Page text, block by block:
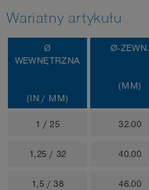
Wariatny artykułu
Ø
WEWNĘTRZNA
(IN / MM)
Ø-ZEWN.
(MM)
1 / 25 32.00
1,25 / 32 40.00
1,5 / 38 46.00